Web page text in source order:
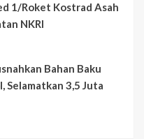
1/Roket Kostrad Asah
NKRI
Bahan Baku
Selamatkan 3,5 Juta